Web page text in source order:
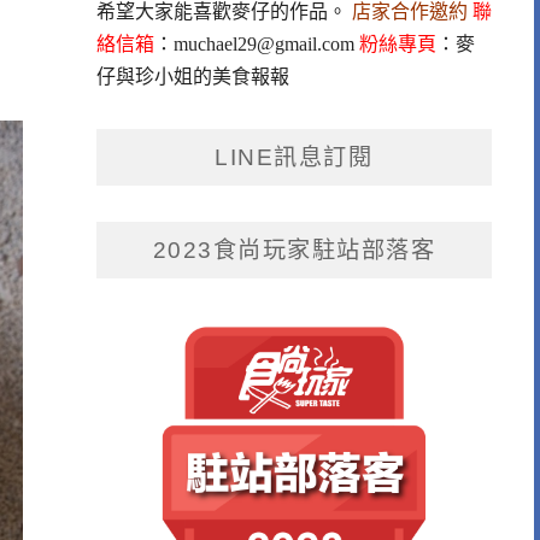
希望大家能喜歡麥仔的作品。 店家合作邀約 聯
絡信箱： muchael29@gmail.com 粉絲專頁 ： 麥
仔與珍小姐的美食報報
LINE訊息訂閱
2023食尚玩家駐站部落客